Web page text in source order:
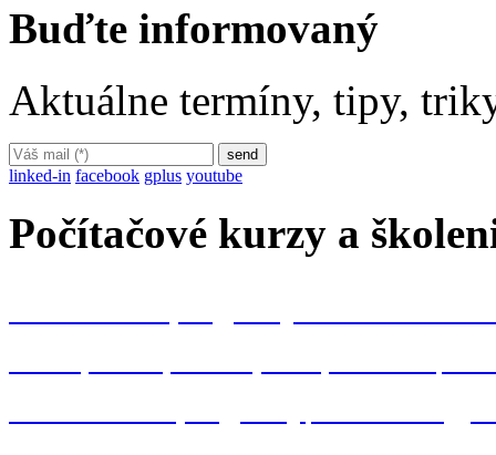
Buďte informovaný
Aktuálne termíny, tipy,
linked-in facebook gplus youtube
Počítačové kurzy a